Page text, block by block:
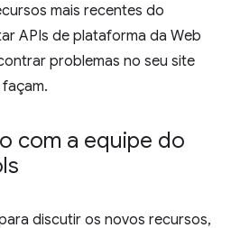
mais recentes do
APIs de plataforma da Web
problemas no seu site
com a equipe do
discutir os novos recursos,